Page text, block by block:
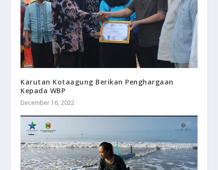
Karutan Kotaagung Berikan Penghargaan
Kepada WBP
December 16, 2022